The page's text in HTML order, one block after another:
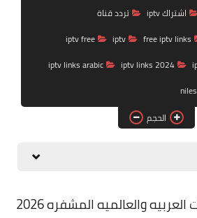
تردد قناة
nilesat
iptv
ترددات النايل سات
اشتراك iptv
تردد قناة
free iptv links
iptv
iptv free
iptv links 2024
iptv links arabic
الحجم
والعالميه المشفره 2026